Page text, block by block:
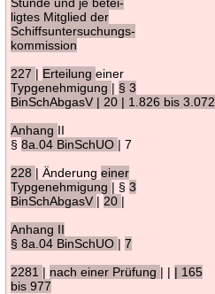
ligtes Mitglied der
Schiffsuntersuchungs-
kommission
227 | Erteilungeiner
Typgenehmigung | § 3
BinSchAbgasV | 20 | 1.826 bis 3.072
Anhang II
§8a.04 BinSchUO | 7
228 | Änderungeiner
Typgenehmigung | §3
BinSchAbgasV | 20 |
Anhang II
§ 8a.04 BinSchUO |7
2281 | nach einer Prüfung | | | 165
bis 977